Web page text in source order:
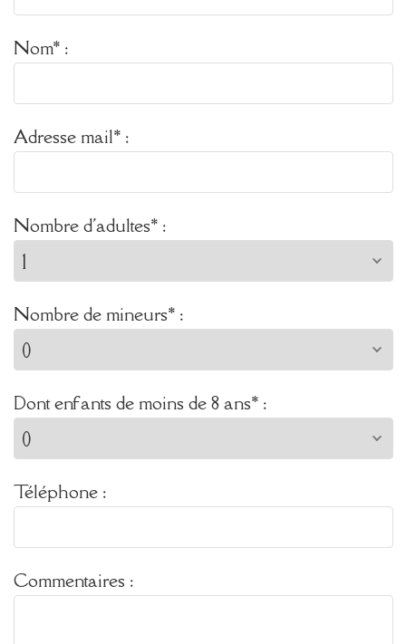
Nom* :
Adresse mail* :
Nombre d'adultes* :
Nombre de mineurs* :
Dont enfants de moins de 8 ans* :
Téléphone :
Commentaires :